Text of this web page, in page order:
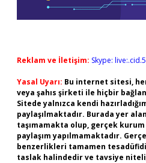
Reklam ve İletişim: Skype:
Yasal Uyarı: Bu internet sitesi,
veya şahıs şirketi ile hiçbir
Sitede yalnızca kendi
paylaşılmaktadır. Burada yer
taşımamakta olup, gerçek
paylaşım yapılmamaktadır.
benzerlikleri tamamen
taslak halindedir ve tavsiye